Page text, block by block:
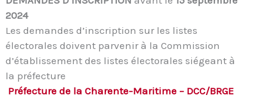
2024
Les demandes d’inscription sur les listes
électorales doivent parvenir à la Commission
d’établissement des listes électorales siégeant à
la préfecture
Préfecture de la Charente-Maritime – DCC/BRGE